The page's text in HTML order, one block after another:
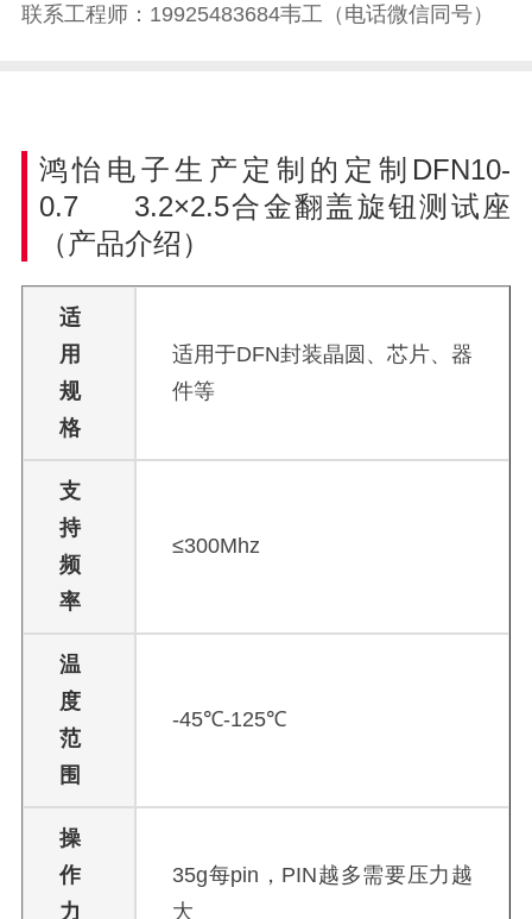
联系工程师：19925483684韦工（电话微信同号）
鸿怡电子生产定制的定制DFN10-
0.7 3.2×2.5合金翻盖旋钮测试座
（产品介绍）
适
用
规
格
适用于DFN封装晶圆、芯片、器
件等
支
持
频
率
≤300Mhz
温
度
范
围
-45℃-125℃
操
作
力
35g每pin，PIN越多需要压力越
大